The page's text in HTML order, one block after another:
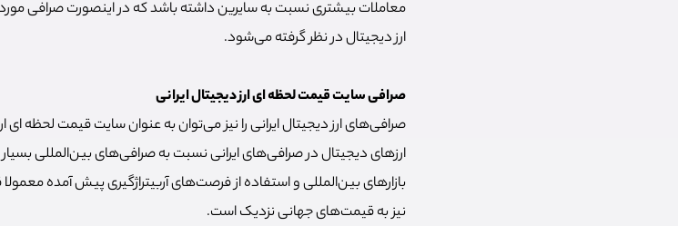
معاملات بیشتری نسبت به سایرین داشته باشد که در اینصورت صرافی
ارز دیجیتال در نظر گرفته می‌شود.
صرافی سایت قیمت لحظه ای ارز دیجیتال ایرانی
صرافی‌های ارز دیجیتال ایرانی را نیز می‌توان به عنوان سایت قیمت لحظه
ارزهای دیجیتال در صرافی‌های ایرانی نسبت به صرافی‌های بین‌المللی بسیار
بازارهای بین‌المللی و استفاده از فرصت‌های آربیتراژگیری پیش آمده
نیز به قیمت‌های جهانی نزدیک است.